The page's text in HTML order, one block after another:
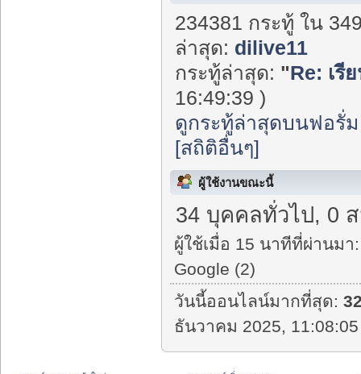
234381 กระทู้ ใน
ล่าสุด: dilive11
กระทู้ล่าสุด: "Re: เรี
16:49:39 )
ดูกระทู้ล่าสุดบนฟอรั่ม
[สถิติอื่นๆ]
ผู้ใช้งานขณะนี้
34 บุคคลทั่วไป, 0
ผู้ใช้เมื่อ 15 นาทีที่ผ่านมา:
Google (2)
วันนี้ออนไลน์มากที่สุด:
ธันวาคม 2025,